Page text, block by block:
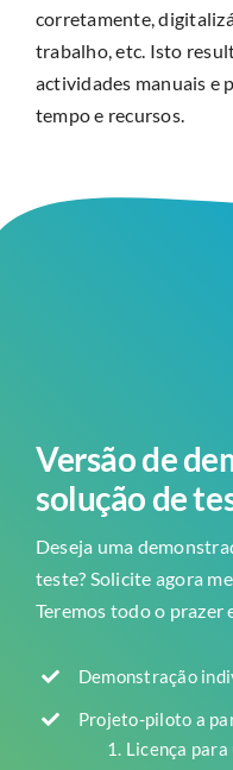
corretamente,
trabalho, etc. Isto
actividades manuais e
tempo e recursos.
Versão de
solução de
Deseja uma
teste? Solicite agora
Teremos todo o prazer
Demonstração
Projeto-piloto a
Licença